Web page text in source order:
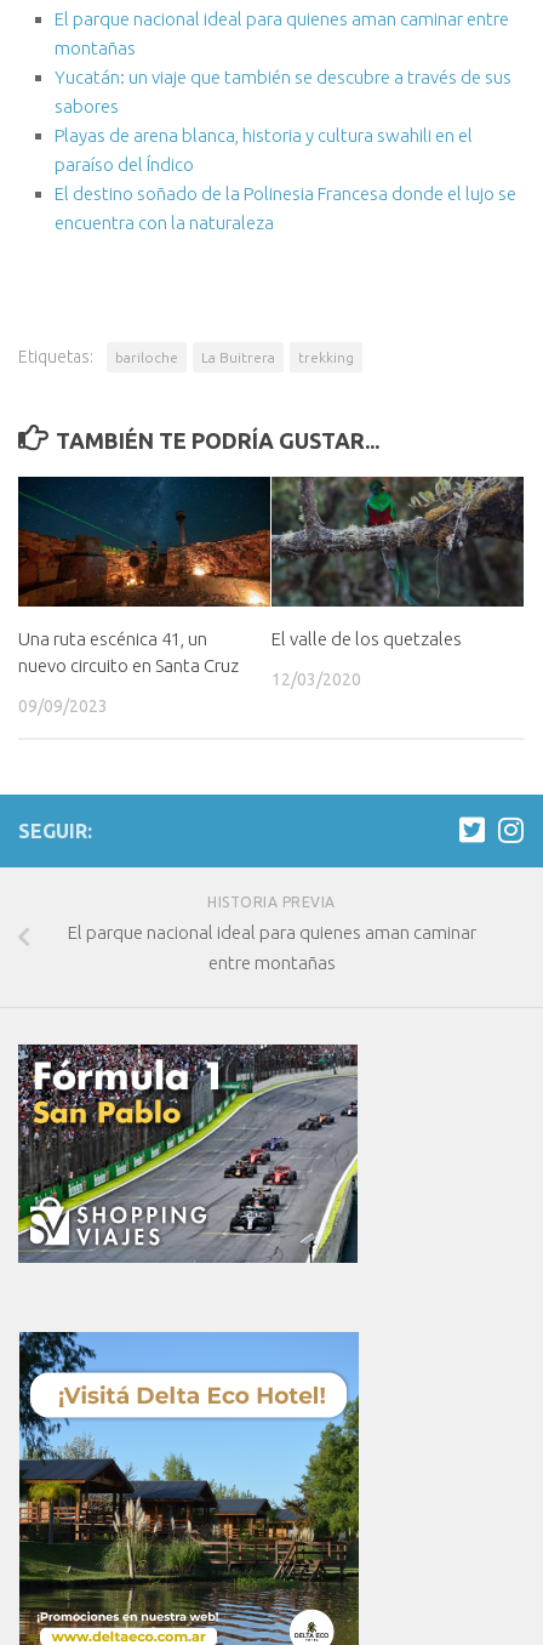
El parque nacional ideal para quienes aman caminar entre
montañas
Yucatán: un viaje que también se descubre a través de sus
sabores
Playas de arena blanca, historia y cultura swahili en el
paraíso del Índico
El destino soñado de la Polinesia Francesa donde el lujo se
encuentra con la naturaleza
Etiquetas: bariloche La Buitrera trekking
TAMBIÉN TE PODRÍA GUSTAR...
Una ruta escénica 41, un
nuevo circuito en Santa Cruz
09/09/2023
El valle de los quetzales
12/03/2020
SEGUIR:
HISTORIA PREVIA
El parque nacional ideal para quienes aman caminar
entre montañas